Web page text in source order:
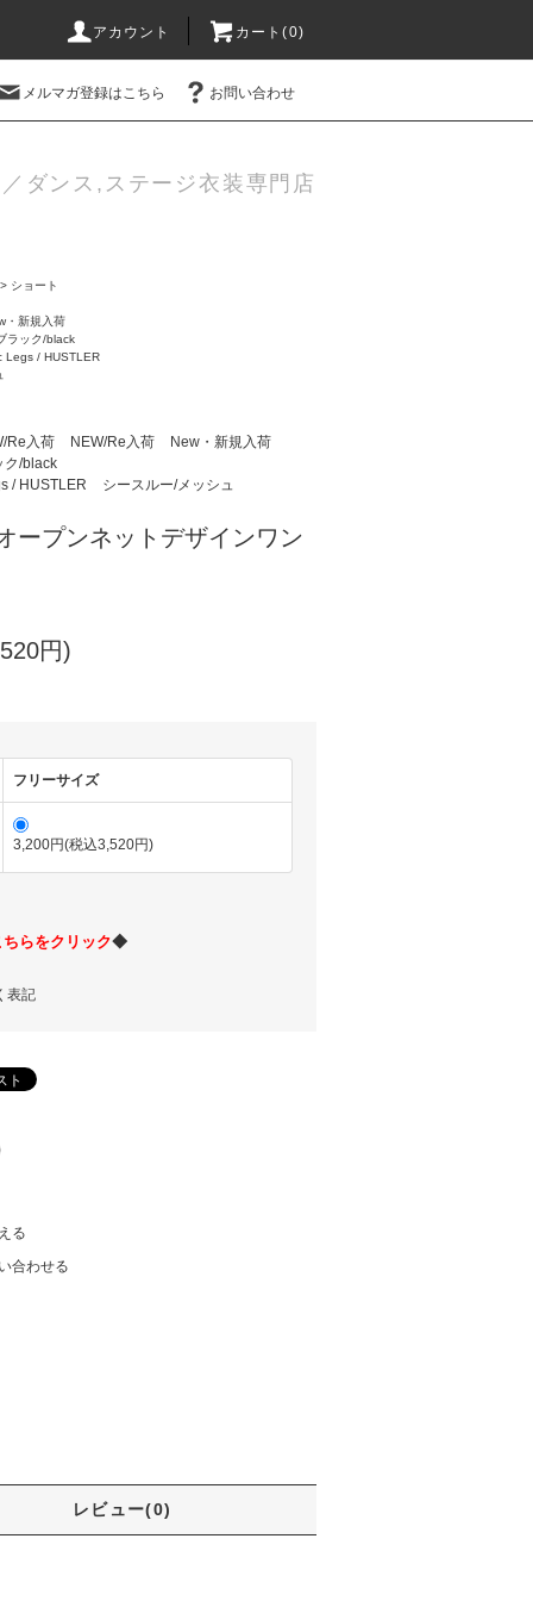
アカウント カート(0)
メルマガ登録はこちら お問い合わせ
ダンス,ステージ衣装専門店
> ショート
・新規入荷
ラック/black
Legs / HUSTLER
Re入荷 NEW/Re入荷
New・新規入荷
ク/black
/ HUSTLER
シースルー/メッシュ
ープンネットデザインワン
円)
フリーサイズ
3,200円(税込3,520円)
らをクリック◆
表記
る
合わせる
レビュー(0)